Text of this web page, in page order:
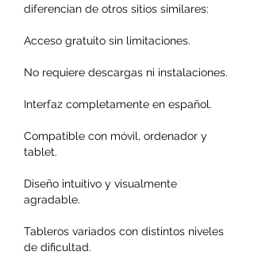
diferencian de otros sitios similares:
Acceso gratuito sin limitaciones.
No requiere descargas ni instalaciones.
Interfaz completamente en español.
Compatible con móvil, ordenador y
tablet.
Diseño intuitivo y visualmente
agradable.
Tableros variados con distintos niveles
de dificultad.